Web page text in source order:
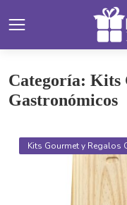
Categoría: Kits
Gastronómicos
Kits Gourmet y Regalos